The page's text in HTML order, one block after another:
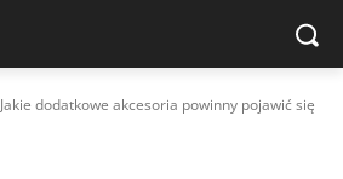
Jakie dodatkowe akcesoria powinny pojawić się